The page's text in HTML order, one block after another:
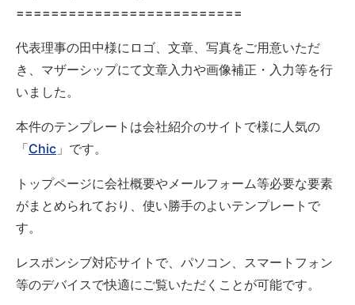
==========================
代表理事の田中様にロゴ、文章、写真をご用意いただ
き、マザーシップにて文章入力や画像補正・入力等を行
いました。
本件のテンプレートは会社紹介のサイトで様に人気の
「Chic 」です。
トップページに会社概要やメールフォーム等必要な要素
がまとめられており、使い勝手のよいテンプレートで
す。
レスポンシブ対応サイトで、パソコン、スマートフォン
等のデバイスで快適にご覧いただくことが可能です。